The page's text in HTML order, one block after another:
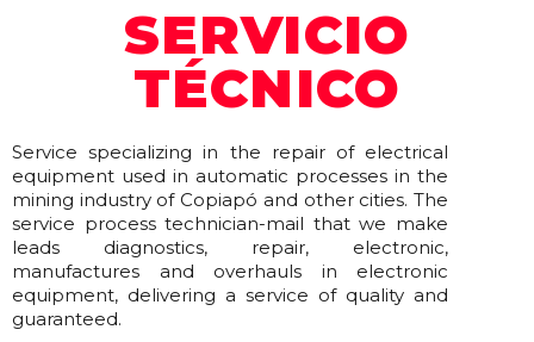
SERVICIO
TÉCNICO
Service specializing in the repair of electrical
equipment used in automatic processes in the
mining industry of Copiapó and other cities. The
service process technician-mail that we make
leads diagnostics, repair, electronic,
manufactures and overhauls in electronic
equipment, delivering a service of quality and
guaranteed.